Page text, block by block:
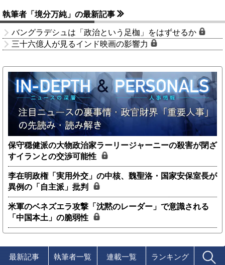
執筆者「境分万純」の最新記事
バングラデシュは「政治という足枷」をはずせるか
三十六億人が見るインド映画の影響力
保守穏健派の大物政治家ラーリージャーニーの殺害が閉ざ
すイランとの交渉可能性
李在明政権「実用外交」の中核、魏聖洛・国家安保室長が
異例の「自主派」批判
米軍のベネズエラ攻撃「沈黙のレーダー」で意識される
「中国本土」の脆弱性
最新記事 執筆者一覧 連載一覧 ランキング